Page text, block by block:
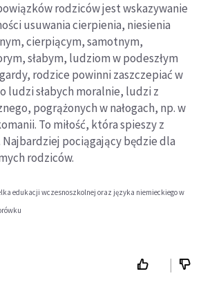
rodziców jest wskazywanie
usuwania cierpienia, niesienia
cierpiącym, samotnym,
słabym, ludziom w podeszłym
rodzice powinni zaszczepiać w
ludzi słabych moralnie, ludzi z
pogrążonych w nałogach, np. w
To miłość, która spieszy z
pociągający będzie dla
rodziców.
edukacji wczesnoszkolnej oraz języka niemieckiego w